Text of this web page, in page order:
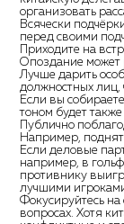
организовать
Всячески
перед своими
Приходите на
Опоздание может
Лучше дарить
должностных лиц,
Если вы
тоном будет
Публично
Например,
Если деловые
например, в
противнику
лучшими
Фокусируйтесь
вопросах. Хотя